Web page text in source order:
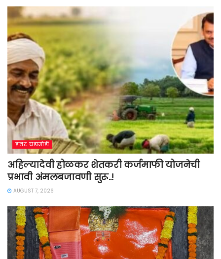
इतर घडामोडी
अहिल्यादेवी होळकर शेतकरी कर्जमाफी योजनेची
प्रभावी अंमलबजावणी सुरू..!
AUGUST 7, 2026